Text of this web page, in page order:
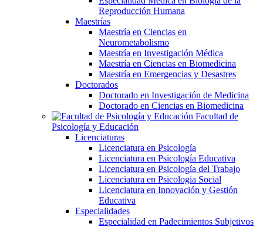
Reproducción Humana
Maestrías
Maestría en Ciencias en
Neurometabolismo
Maestría en Investigación Médica
Maestría en Ciencias en Biomedicina
Maestría en Emergencias y Desastres
Doctorados
Doctorado en Investigación de Medicina
Doctorado en Ciencias en Biomedicina
Facultad de
Psicología y Educación
Licenciaturas
Licenciatura en Psicología
Licenciatura en Psicología Educativa
Licenciatura en Psicología del Trabajo
Licenciatura en Psicologia Social
Licenciatura en Innovación y Gestión
Educativa
Especialidades
Especialidad en Padecimientos Subjetivos